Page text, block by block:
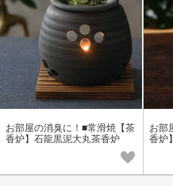
お部屋の消臭に！■常滑焼【茶
香炉】石龍黒泥大丸茶香炉
お部
香炉